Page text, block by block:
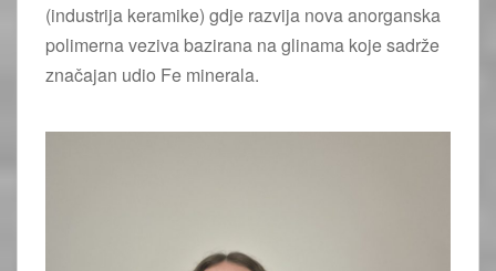
(industrija keramike) gdje razvija nova anorganska
polimerna veziva bazirana na glinama koje sadrže
značajan udio Fe minerala.